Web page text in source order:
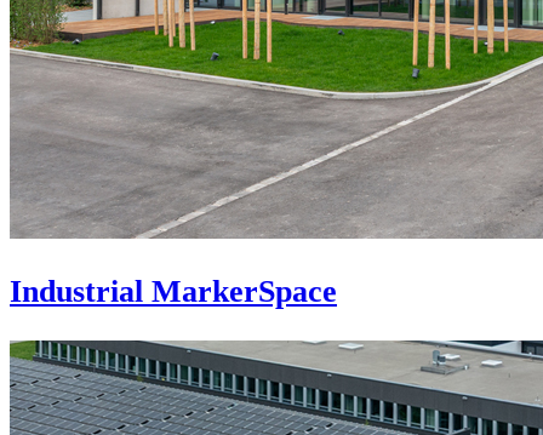
Industrial MarkerSpace